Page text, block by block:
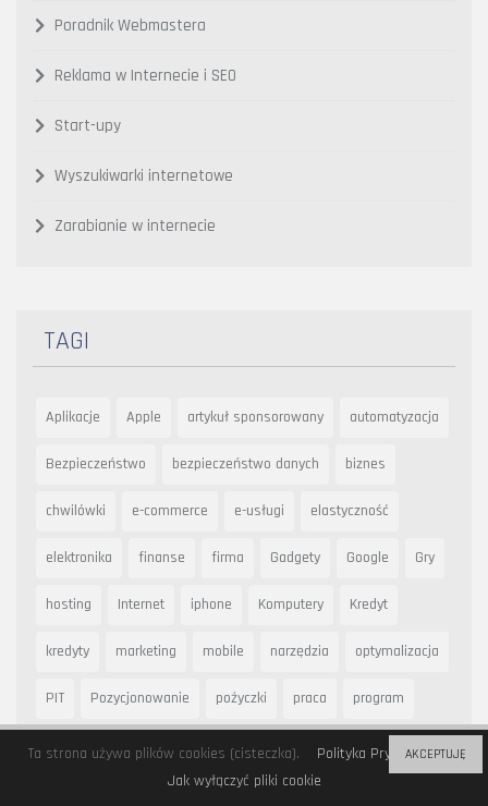
Poradnik Webmastera
Reklama w Internecie i SEO
Start-upy
Wyszukiwarki internetowe
Zarabianie w internecie
TAGI
Aplikacje Apple artykuł sponsorowany automatyzacja
Bezpieczeństwo bezpieczeństwo danych biznes
chwilówki e-commerce e-usługi elastyczność
elektronika finanse firma Gadgety Google Gry
hosting Internet iphone Komputery Kredyt
kredyty marketing mobile narzędzia optymalizacja
PIT Pozycjonowanie pożyczki praca program
Prywatność Rankingi Reklama RODO SEO
Smartfon strony www
Ta strona używa plików cookies (cisteczka).
Polityka Prywatności
Jak wyłączyć pliki cookie
AKCEPTUJĘ